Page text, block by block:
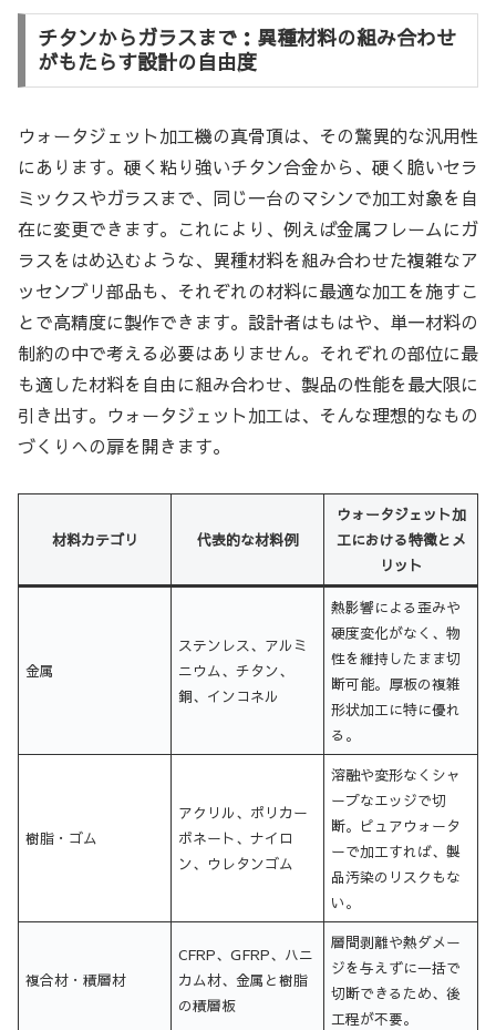
チタンからガラスまで：異種材料の組み合わせ
がもたらす設計の自由度
ウォータジェット加工機の真骨頂は、その驚異的な汎用性
にあります。硬く粘り強いチタン合金から、硬く脆いセラ
ミックスやガラスまで、同じ一台のマシンで加工対象を自
在に変更できます。これにより、例えば金属フレームにガ
ラスをはめ込むような、異種材料を組み合わせた複雑なア
ッセンブリ部品も、それぞれの材料に最適な加工を施すこ
とで高精度に製作できます。設計者はもはや、単一材料の
制約の中で考える必要はありません。それぞれの部位に最
も適した材料を自由に組み合わせ、製品の性能を最大限に
引き出す。ウォータジェット加工は、そんな理想的なもの
づくりへの扉を開きます。
材料カテゴリ 代表的な材料例
ウォータジェット加
工における特徴とメ
リット
金属
ステンレス、アルミ
ニウム、チタン、
銅、インコネル
熱影響による歪みや
硬度変化がなく、物
性を維持したまま切
断可能。厚板の複雑
形状加工に特に優れ
る。
樹脂・ゴム
アクリル、ポリカー
ボネート、ナイロ
ン、ウレタンゴム
溶融や変形なくシャ
ープなエッジで切
断。ピュアウォータ
ーで加工すれば、製
品汚染のリスクもな
い。
複合材・積層材
CFRP、GFRP、ハニ
カム材、金属と樹脂
の積層板
層間剥離や熱ダメー
ジを与えずに一括で
切断できるため、後
工程が不要。